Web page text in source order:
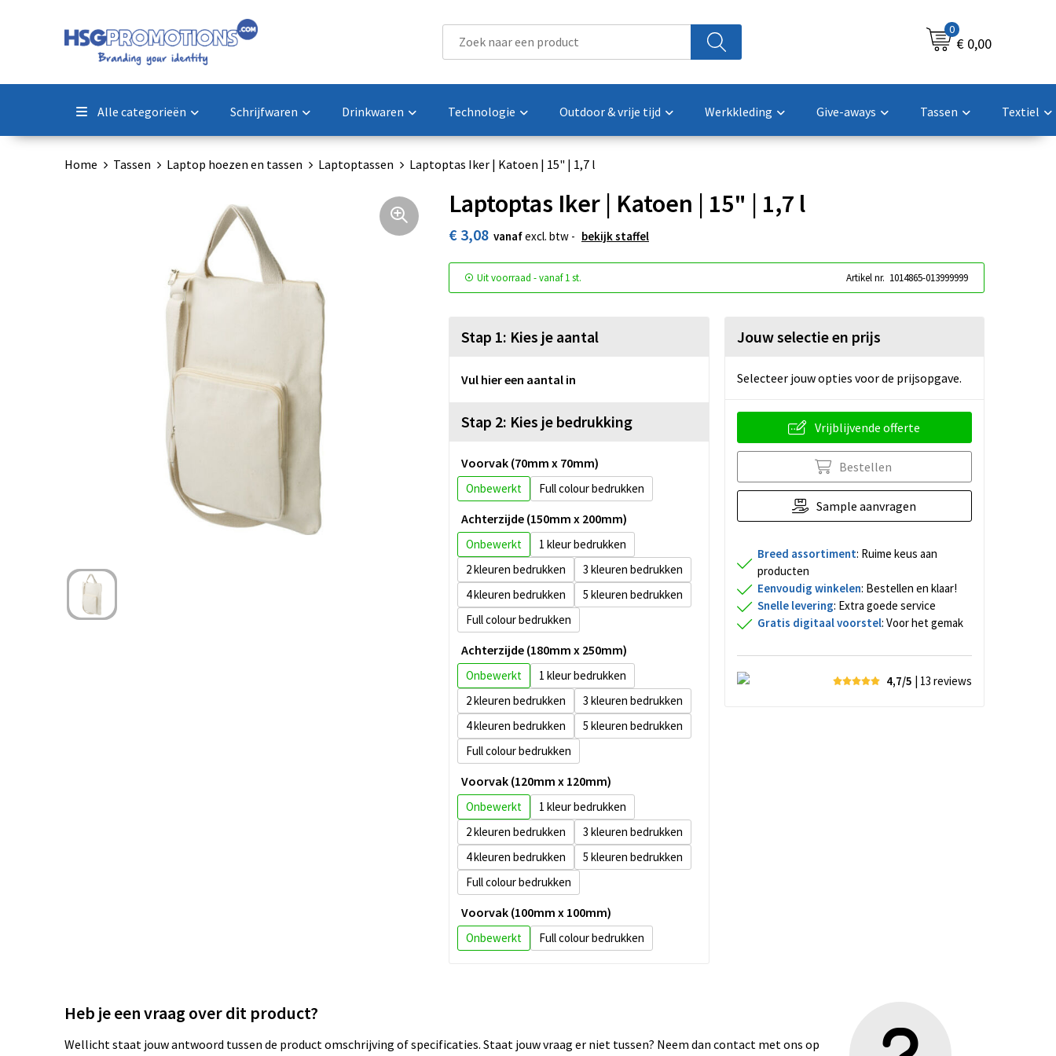
0
€ 0,00
Alle categorieën Schrijfwaren Drinkwaren Technologie Outdoor & vrije tijd Werkkleding Give-aways Tassen Textiel
Home Tassen Laptop hoezen en tassen Laptoptassen Laptoptas Iker | Katoen | 15" | 1,7 l
Laptoptas Iker | Katoen | 15" | 1,7 l
€ 3,08 vanafexcl. btw - bekijk staffel
Uit voorraad -vanaf1 st. Artikel nr. 1014865-013999999
Stap 1: Kies je aantal
Vul hier een aantal in
Stap 2: Kies je bedrukking
Voorvak (70mm x 70mm)
Onbewerkt Full colour
Achterzijde (150mm x 200mm)
Onbewerkt
1
2
3
4
5
Full colour
Achterzijde (180mm x 250mm)
Onbewerkt
1
2
3
4
5
Full colour
Voorvak (120mm x 120mm)
Onbewerkt
1
2
3
4
5
Full colour
Voorvak (100mm x 100mm)
Onbewerkt Full colour
Jouw selectie en prijs
Selecteer jouw opties voor de prijsopgave.
Vrijblijvende offerte
Bestellen
Sample aanvragen
Breed assortiment: Ruime keus aan
producten
Eenvoudig winkelen: Bestellen en klaar!
Snelle levering: Extra goede service
Gratis digitaal voorstel: Voor het gemak
4,7/5 | 13 reviews
Heb je een vraag over dit product?
Wellicht staat jouw antwoord tussen de product omschrijving of specificaties. Staat jouw vraag er niet tussen? Neem dan contact met ons op